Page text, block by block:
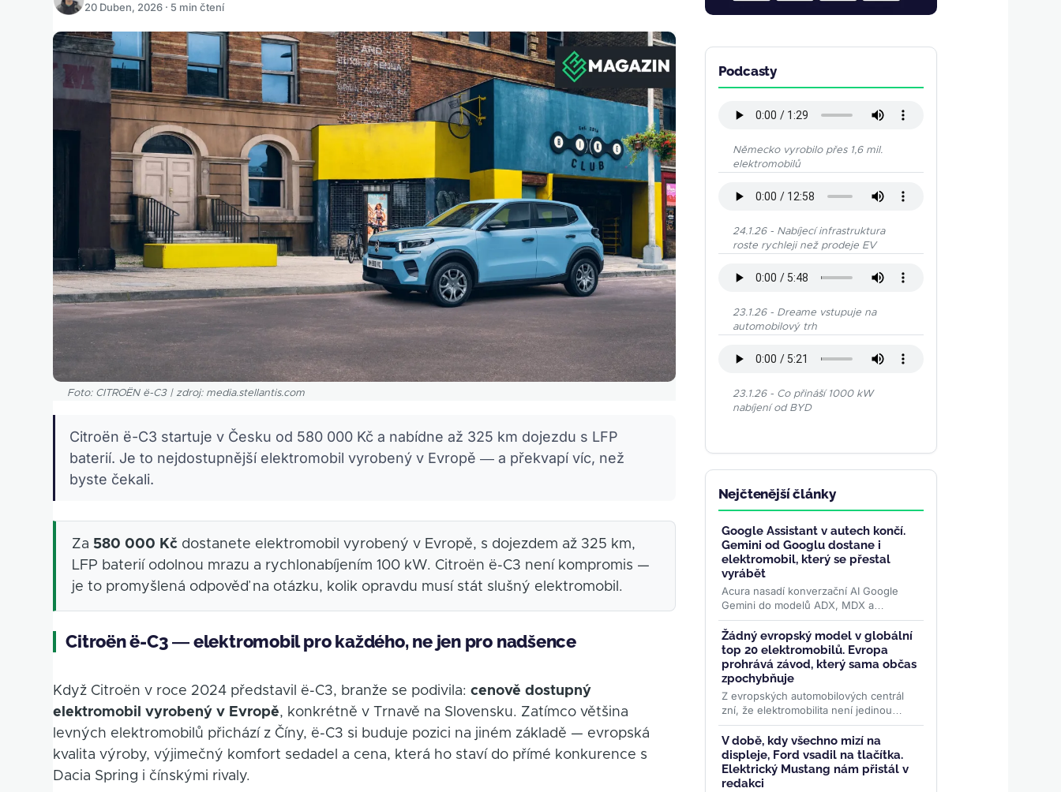
20 Duben, 2026 · 5 min čtení
Foto: CITROËN ë-C3 | zdroj: media.stellantis.com
Citroën ë-C3 startuje v Česku od 580 000 Kč a nabídne až 325 km dojezdu s LFP
baterií. Je to nejdostupnější elektromobil vyrobený v Evropě — a překvapí víc, než
byste čekali.
Za580 000 Kč dostanete elektromobil vyrobený v Evropě, s dojezdem až 325 km,
LFP baterií odolnou mrazu a rychlonabíjením 100 kW. Citroën ë-C3 není kompromis —
je to promyšlená odpověď na otázku, kolik opravdu musí stát slušný elektromobil.
Citroën ë-C3 — elektromobil pro každého, ne jen pro nadšence
Když Citroën v roce 2024 představil ë-C3, branže se podivila:cenově dostupný
elektromobil vyrobený v Evropě, konkrétně v Trnavě na Slovensku. Zatímco většina
levných elektromobilů přichází z Číny, ë-C3 si buduje pozici na jiném základě — evropská
kvalita výroby, výjimečný komfort sedadel a cena, která ho staví do přímé konkurence s
Dacia Spring i čínskými rivaly.
Podcasty
Německo vyrobilo přes 1,6 mil.
elektromobilů
24.1.26 - Nabíjecí infrastruktura
roste rychleji než prodeje EV
23.1.26 - Dreame vstupuje na
automobilový trh
23.1.26 - Co přináší 1000 kW
nabíjení od BYD
Nejčtenější články
Google Assistant v autech končí.
Gemini od Googlu dostane i
elektromobil, který se přestal
vyrábět
Acura nasadí konverzační AI Google
Gemini do modelů ADX, MDX a
elektrického ZDX — toho, jehož výrobu
loni ukončila. Přidává se k vlně,...>>
Žádný evropský model v globální
top 20 elektromobilů. Evropa
prohrává závod, který sama občas
zpochybňuje
Z evropských automobilových centrál
zní, že elektromobilita není jedinou
budoucností. Globální žebříček za
červen 2026 ale ukazuje...>>
V době, kdy všechno mizí na
displeje, Ford vsadil na tlačítka.
Elektrický Mustang nám přistál v
redakci